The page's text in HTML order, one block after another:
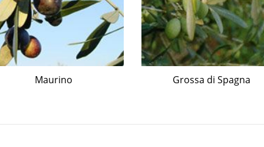
Maurino Grossa di Spagna